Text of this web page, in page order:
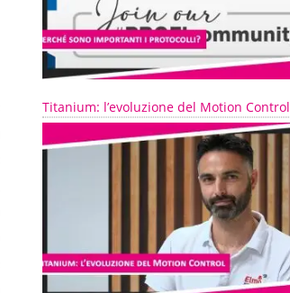
Titanium: l’evoluzione del Motion Control